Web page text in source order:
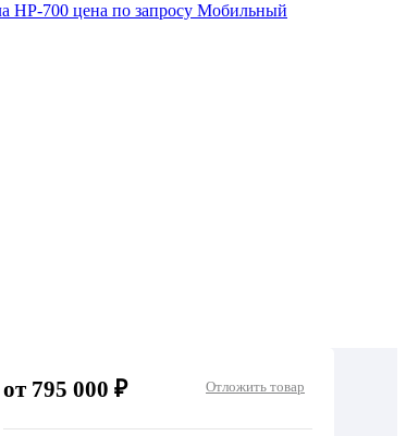
HP-700 цена по запросу Мобильный
от 795 000 ₽ Отложить товар